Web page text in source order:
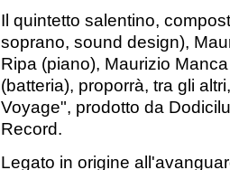
Il quintetto salentino,
soprano, sound design),
Ripa (piano), Maurizio
(batteria), proporrà, tra gli
Voyage", prodotto da
Record.
Legato in origine